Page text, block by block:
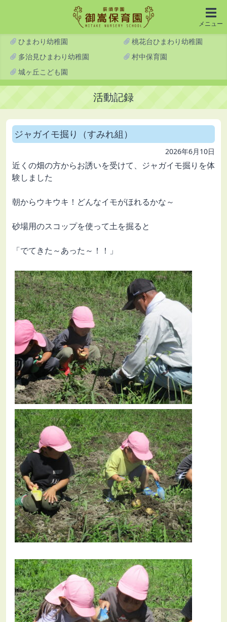
メニュー
ひまわり幼稚園
桃花台ひまわり幼稚園
多治見ひまわり幼稚園
村中保育園
城ヶ丘こども園
活動記録
ジャガイモ掘り（すみれ組）
2026年6月10日
近くの畑の方からお誘いを受けて、ジャガイモ掘りを体
験しました
朝からウキウキ！どんなイモがほれるかな～
砂場用のスコップを使って土を掘ると
「でてきた～あった～！！」